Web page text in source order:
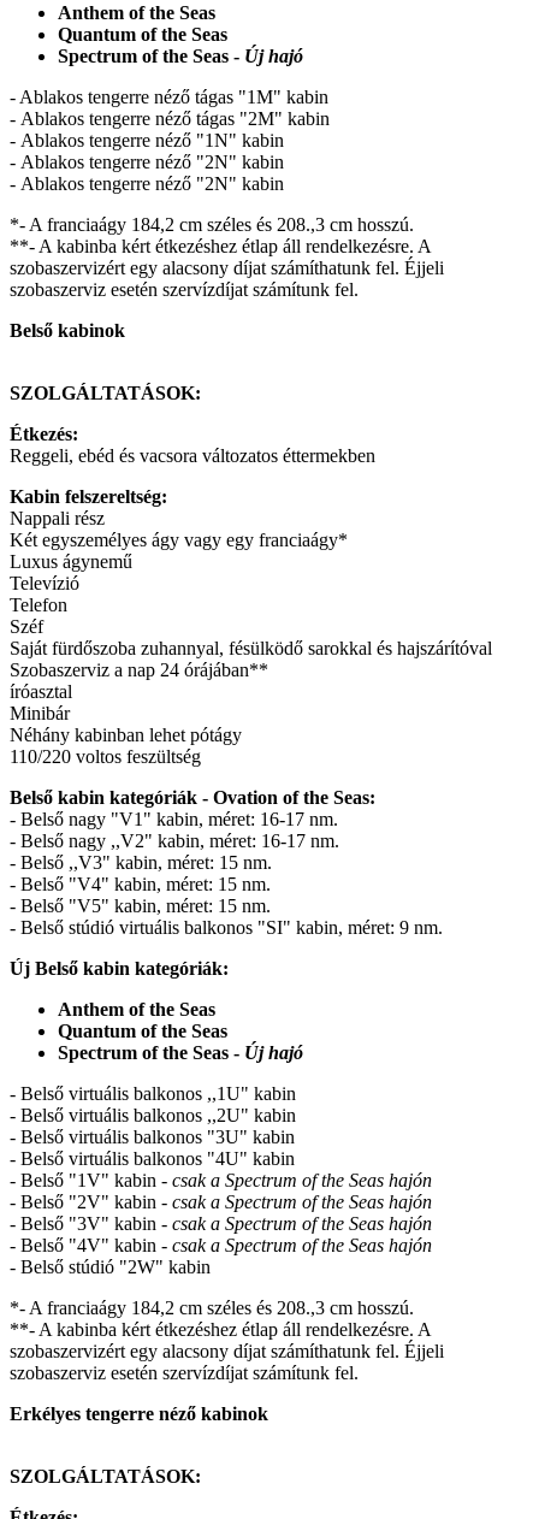
Anthem of the Seas
Quantum of the Seas
Spectrum of the Seas - Új hajó
- Ablakos tengerre néző tágas "1M" kabin
- Ablakos tengerre néző tágas "2M" kabin
- Ablakos tengerre néző "1N" kabin
- Ablakos tengerre néző "2N" kabin
- Ablakos tengerre néző "2N" kabin
*- A franciaágy 184,2 cm széles és 208.,3 cm hosszú.
**- A kabinba kért étkezéshez étlap áll rendelkezésre. A
szobaszervizért egy alacsony díjat számíthatunk fel. Éjjeli
szobaszerviz esetén szervízdíjat számítunk fel.
Belső kabinok
SZOLGÁLTATÁSOK:
Étkezés:
Reggeli, ebéd és vacsora változatos éttermekben
Kabin felszereltség:
Nappali rész
Két egyszemélyes ágy vagy egy franciaágy*
Luxus ágynemű
Televízió
Telefon
Széf
Saját fürdőszoba zuhannyal, fésülködő sarokkal és hajszárítóval
Szobaszerviz a nap 24 órájában**
íróasztal
Minibár
Néhány kabinban lehet pótágy
110/220 voltos feszültség
Belső kabin kategóriák - Ovation of the Seas:
- Belső nagy "V1" kabin, méret: 16-17 nm.
- Belső nagy ,,V2" kabin, méret: 16-17 nm.
- Belső ,,V3" kabin, méret: 15 nm.
- Belső "V4" kabin, méret: 15 nm.
- Belső "V5" kabin, méret: 15 nm.
- Belső stúdió virtuális balkonos "SI" kabin, méret: 9 nm.
Új Belső kabin kategóriák:
Anthem of the Seas
Quantum of the Seas
Spectrum of the Seas - Új hajó
- Belső virtuális balkonos ,,1U" kabin
- Belső virtuális balkonos ,,2U" kabin
- Belső virtuális balkonos "3U" kabin
- Belső virtuális balkonos "4U" kabin
- Belső "1V" kabin - csak a Spectrum of the Seas hajón
- Belső "2V" kabin - csak a Spectrum of the Seas hajón
- Belső "3V" kabin - csak a Spectrum of the Seas hajón
- Belső "4V" kabin - csak a Spectrum of the Seas hajón
- Belső stúdió "2W" kabin
*- A franciaágy 184,2 cm széles és 208.,3 cm hosszú.
**- A kabinba kért étkezéshez étlap áll rendelkezésre. A
szobaszervizért egy alacsony díjat számíthatunk fel. Éjjeli
szobaszerviz esetén szervízdíjat számítunk fel.
Erkélyes tengerre néző kabinok
SZOLGÁLTATÁSOK: